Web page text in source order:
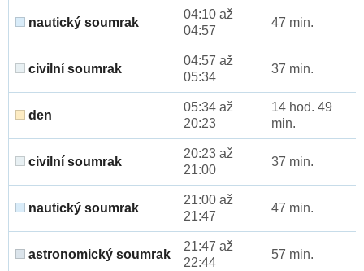
nautický soumrak
04:10 až
04:57
47 min.
civilní soumrak
04:57 až
05:34
37 min.
den
05:34 až
20:23
14 hod. 49
min.
civilní soumrak
20:23 až
21:00
37 min.
nautický soumrak
21:00 až
21:47
47 min.
astronomický soumrak
21:47 až
22:44
57 min.